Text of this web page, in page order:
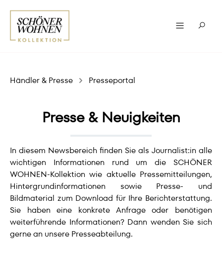
Händler & Presse Presseportal
Presse & Neuigkeiten
In diesem Newsbereich finden Sie als Journalist:in alle
wichtigen Informationen rund um die SCHÖNER
WOHNEN-Kollektion wie aktuelle Pressemitteilungen,
Hintergrundinformationen sowie Presse- und
Bildmaterial zum Download für Ihre Berichterstattung.
Sie haben eine konkrete Anfrage oder benötigen
weiterführende Informationen? Dann wenden Sie sich
gerne an unsere Presseabteilung.